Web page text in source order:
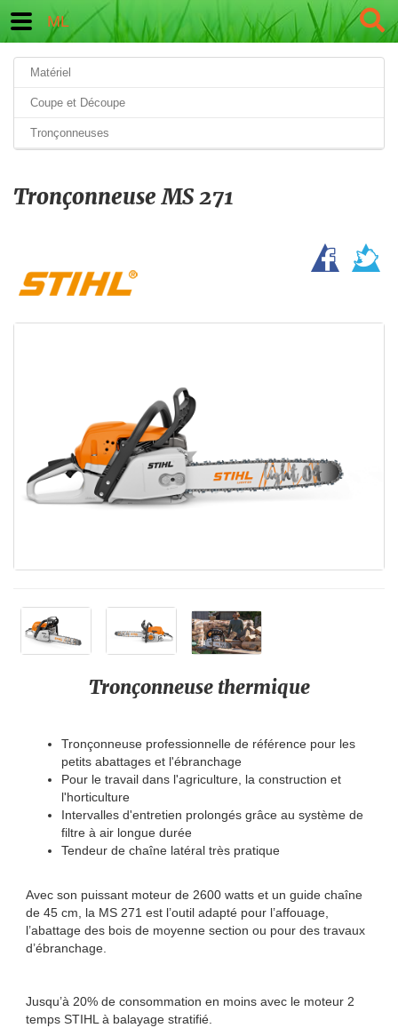
ML
Matériel
Coupe et Découpe
Tronçonneuses
Tronçonneuse MS 271
Tronçonneuse thermique
Tronçonneuse professionnelle de référence pour les
petits abattages et l'ébranchage
Pour le travail dans l'agriculture, la construction et
l'horticulture
Intervalles d'entretien prolongés grâce au système de
filtre à air longue durée
Tendeur de chaîne latéral très pratique
Avec son puissant moteur de 2600 watts et un guide chaîne
de 45 cm, la MS 271 est l’outil adapté pour l’affouage,
l’abattage des bois de moyenne section ou pour des travaux
d’ébranchage.
Jusqu’à 20% de consommation en moins avec le moteur 2
temps STIHL à balayage stratifié.